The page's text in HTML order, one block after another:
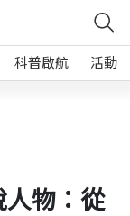
科普啟航 活動
物：從